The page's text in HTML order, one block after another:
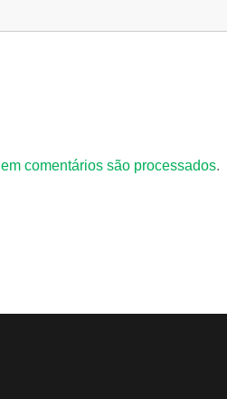
comentários são processados.